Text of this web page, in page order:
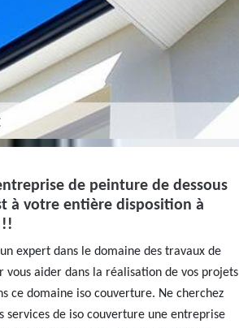
de peinture de dessous
à votre entière disposition à
!!
expert dans le domaine des travaux de
vous aider dans la réalisation de vos projets
ce domaine iso couverture. Ne cherchez
services de iso couverture une entreprise